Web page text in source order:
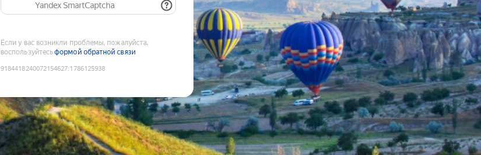
Yandex SmartCaptcha
Если у вас возникли проблемы, пожалуйста,
воспользуйтесьформой обратной связи
9184418240072154627:1786125938